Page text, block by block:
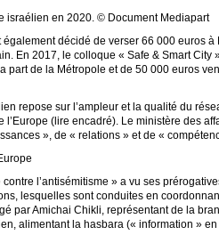
israélien en 2020. © Document Mediapart
décidé de verser 66 000 euros à
En 2017, le colloque « Safe & Smart City
part de la Métropole et de 50 000 euros
repose sur l’ampleur et la qualité du
(lire encadré). Le ministère des
», de « relations » et de «
l’antisémitisme » a vu ses
lesquelles sont conduites en
par Amichai Chikli, représentant de la
alimentant la hasbara (« information »